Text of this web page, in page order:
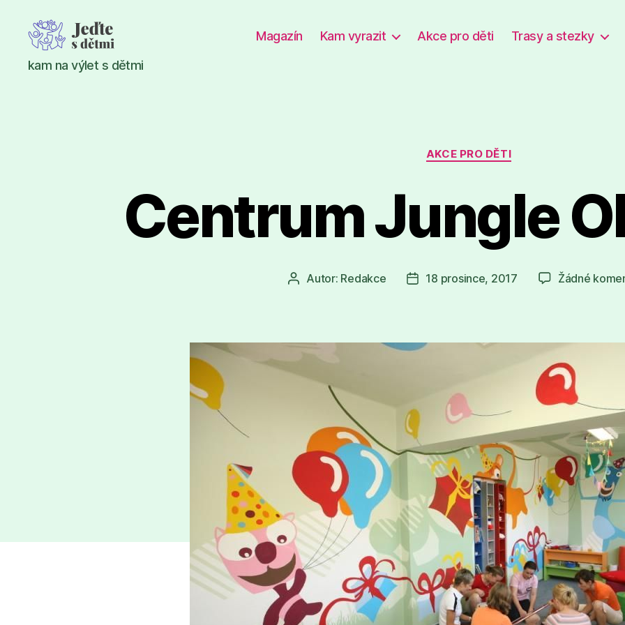
Jeďte
s
kam na výlet s dětmi
Magazín Kam vyrazit Akce pro děti Trasy a stezky
Rubriky
AKCE PRO DĚTI
Centrum Jungle
AutorAutor: Redakce
Datum
18 prosince, 2017 Žádné